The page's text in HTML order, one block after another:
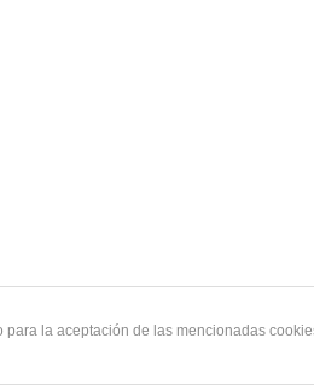
la aceptación de las mencionadas